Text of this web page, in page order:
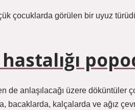
çocuklarda görülen bir uyuz
de anlaşılacağı üzere
bacaklarda, kalçalarda ve ağız